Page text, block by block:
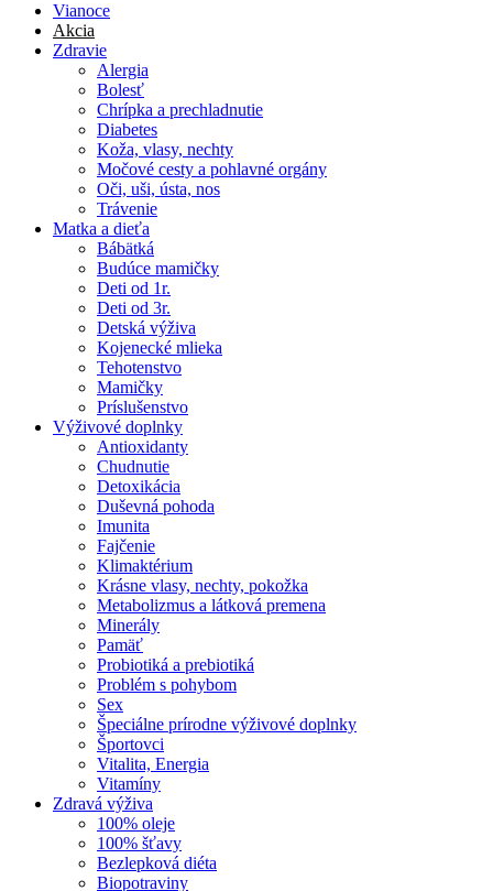
Vianoce
Akcia
Zdravie
Alergia
Bolesť
Chrípka a prechladnutie
Diabetes
Koža, vlasy, nechty
Močové cesty a pohlavné orgány
Oči, uši, ústa, nos
Trávenie
Matka a dieťa
Bábätká
Budúce mamičky
Deti od 1r.
Deti od 3r.
Detská výživa
Kojenecké mlieka
Tehotenstvo
Mamičky
Príslušenstvo
Výživové doplnky
Antioxidanty
Chudnutie
Detoxikácia
Duševná pohoda
Imunita
Fajčenie
Klimaktérium
Krásne vlasy, nechty, pokožka
Metabolizmus a látková premena
Minerály
Pamäť
Probiotiká a prebiotiká
Problém s pohybom
Sex
Špeciálne prírodne výživové doplnky
Športovci
Vitalita, Energia
Vitamíny
Zdravá výživa
100% oleje
100% šťavy
Bezlepková diéta
Biopotraviny